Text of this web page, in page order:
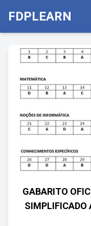
FDPLEARN
GABARITO
SIMPLIFICADO